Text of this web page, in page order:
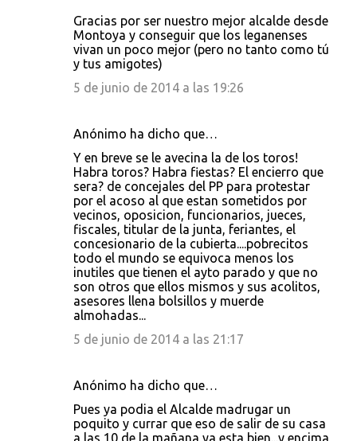
Gracias por ser nuestro mejor alcalde desde
Montoya y conseguir que los leganenses
vivan un poco mejor (pero no tanto como tú
y tus amigotes)
5 de junio de 2014 a las 19:26
Anónimo ha dicho que…
Y en breve se le avecina la de los toros!
Habra toros? Habra fiestas? El encierro que
sera? de concejales del PP para protestar
por el acoso al que estan sometidos por
vecinos, oposicion, funcionarios, jueces,
fiscales, titular de la junta, feriantes, el
concesionario de la cubierta....pobrecitos
todo el mundo se equivoca menos los
inutiles que tienen el ayto parado y que no
son otros que ellos mismos y sus acolitos,
asesores llena bolsillos y muerde
almohadas...
5 de junio de 2014 a las 21:17
Anónimo ha dicho que…
Pues ya podia el Alcalde madrugar un
poquito y currar que eso de salir de su casa
a las 10 de la mañana ya esta bien...y encima